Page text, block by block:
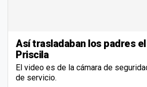
Así trasladaban los padres
Priscila
El video es de la cámara de
de servicio.